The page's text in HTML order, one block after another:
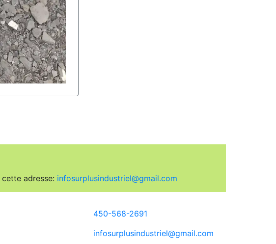
adresse: infosurplusindustriel@gmail.com
450-568-2691
infosurplusindustriel@gmail.com